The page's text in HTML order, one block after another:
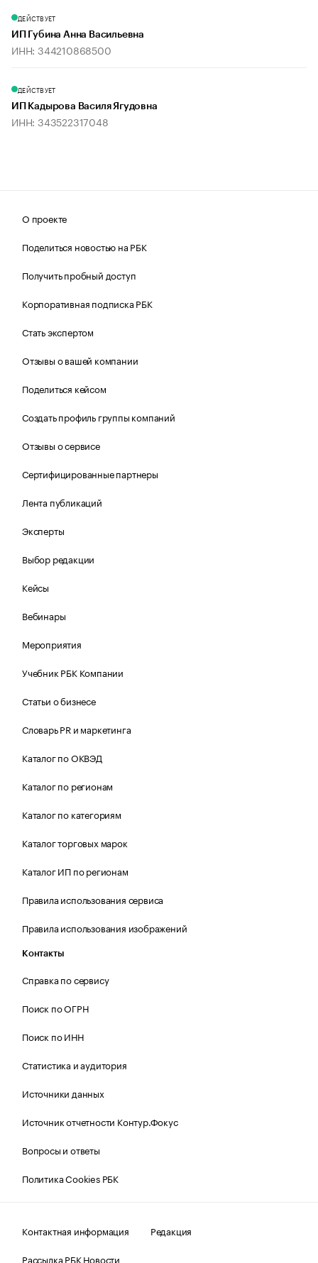
ДЕЙСТВУЕТ
ИП Губина Анна Васильевна
ИНН: 344210868500
ДЕЙСТВУЕТ
ИП Кадырова Василя Ягудовна
ИНН: 343522317048
О проекте
Поделиться новостью на РБК
Получить пробный доступ
Корпоративная подписка РБК
Стать экспертом
Отзывы о вашей компании
Поделиться кейсом
Создать профиль группы компаний
Отзывы о сервисе
Сертифицированные партнеры
Лента публикаций
Эксперты
Выбор редакции
Кейсы
Вебинары
Мероприятия
Учебник РБК Компании
Статьи о бизнесе
Словарь PR и маркетинга
Каталог по ОКВЭД
Каталог по регионам
Каталог по категориям
Каталог торговых марок
Каталог ИП по регионам
Правила использования сервиса
Правила использования изображений
Контакты
Справка по сервису
Поиск по ОГРН
Поиск по ИНН
Статистика и аудитория
Источники данных
Источник отчетности Контур.Фокус
Вопросы и ответы
Политика Cookies РБК
Контактная информация
Редакция
Рассылка РБК Новости